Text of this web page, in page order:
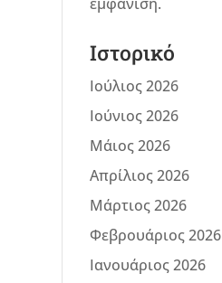
Ιστορικό
Ιούλιος 2026
Ιούνιος 2026
Μάιος 2026
Απρίλιος 2026
Μάρτιος 2026
Φεβρουάριος 2026
Ιανουάριος 2026